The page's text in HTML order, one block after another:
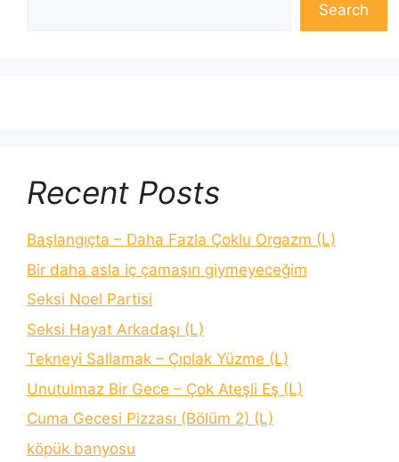
Search
Recent Posts
Başlangıçta – Daha Fazla Çoklu Orgazm (L)
Bir daha asla iç çamaşırı giymeyeceğim
Seksi Noel Partisi
Seksi Hayat Arkadaşı (L)
Tekneyi Sallamak – Çıplak Yüzme (L)
Unutulmaz Bir Gece – Çok Ateşli Eş (L)
Cuma Gecesi Pizzası (Bölüm 2) (L)
köpük banyosu